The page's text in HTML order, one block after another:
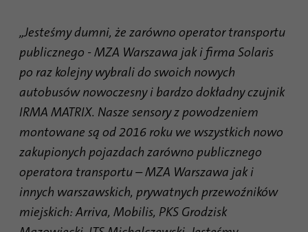
„Jesteśmy dumni, że zarówno operator transportu
publicznego - MZA Warszawa jak i firma Solaris
po raz kolejny wybrali do swoich nowych
autobusów nowoczesny i bardzo dokładny czujnik
IRMA MATRIX. Nasze sensory z powodzeniem
montowane są od 2016 roku we wszystkich nowo
zakupionych pojazdach zarówno publicznego
operatora transportu – MZA Warszawa jak i
innych warszawskich, prywatnych przewoźników
miejskich: Arriva, Mobilis, PKS Grodzisk
Cel
probabilistycznych dopasowań tożsamości
użytkownika poza wyznaczonymi krajami.
Nazwa bscookie
Dostawca .www.linkedin.com
Czas
trwania
Ten plik cookie zapamiętuje, że zalogowany
użytkownik został zweryfikowany za